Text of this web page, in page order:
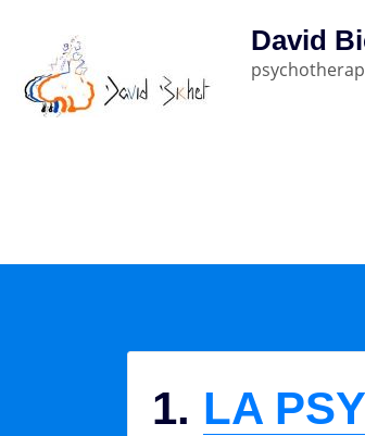
content
David
1. LA